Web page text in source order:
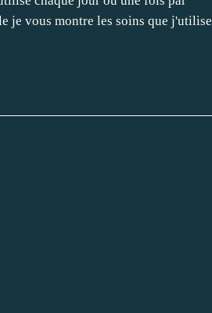
je vous montre les soins que j'utilise